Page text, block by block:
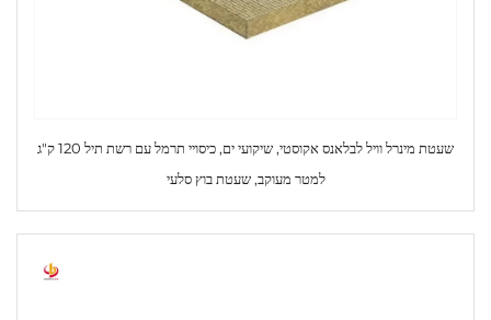
שעטת מינרל וויל לבלאנס אקוסטי, שיקועי ים, כיסויי תרמל עם רשת תיל 120 ק"ג
למטר מעוקב, שעטת בוץ סלעי